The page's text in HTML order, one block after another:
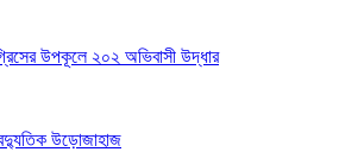
উপকূলে ২০২ অভিবাসী উদ্ধার
উড়োজাহাজ